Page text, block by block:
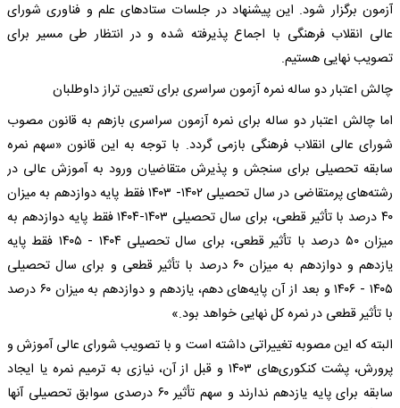
آزمون برگزار شود. این پیشنهاد در جلسات ستادهای علم و فناوری شورای
عالی انقلاب فرهنگی با اجماع پذیرفته شده و در انتظار طی مسیر برای
تصویب نهایی هستیم.
چالش اعتبار دو ساله نمره آزمون سراسری برای تعیین تراز داوطلبان
اما چالش اعتبار دو ساله برای نمره آزمون سراسری بازهم به قانون مصوب
شورای عالی انقلاب فرهنگی بازمی گردد. با توجه به این قانون «سهم نمره
سابقه تحصیلی برای سنجش و پذیرش متقاضیان ورود به آموزش عالی در
رشته‌های پرمتقاضی در سال تحصیلی ۱۴۰۲- ۱۴۰۳ فقط پایه دوازدهم به میزان
۴۰ درصد با تأثیر قطعی، برای سال تحصیلی ۱۴۰۳-۱۴۰۴ فقط پایه دوازدهم به
میزان ۵۰ درصد با تأثیر قطعی، برای سال تحصیلی ۱۴۰۴ - ۱۴۰۵ فقط پایه
یازدهم و دوازدهم به میزان ۶۰ درصد با تأثیر قطعی و برای سال تحصیلی
۱۴۰۵ - ۱۴۰۶ و بعد از آن پایه‌های دهم، یازدهم و دوازدهم به میزان ۶۰ درصد
با تأثیر قطعی در نمره کل نهایی خواهد بود.»
البته که این مصوبه تغییراتی داشته است و با تصویب شورای عالی آموزش و
پرورش، پشت کنکوری‌های ۱۴۰۳ و قبل از آن، نیازی به ترمیم نمره یا ایجاد
سابقه برای پایه یازدهم ندارند و سهم تأثیر ۶۰ درصدی سوابق تحصیلی آنها